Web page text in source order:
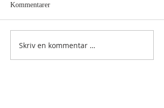
Kommentarer
Skriv en kommentar …